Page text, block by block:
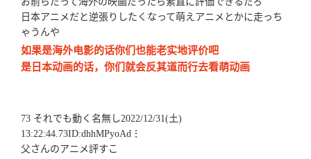
日本アニメだと逆張りしたくなって萌えアニメとかに走っち
ゃうんや
如果是海外电影的话你们也能老实地评价吧
是日本动画的话，你们就会反其道而行去看萌动画
73 それでも動く名無し2022/12/31(土)
13:22:44.73ID:dhhMPyoAd⋮
父さんのアニメ評すこ